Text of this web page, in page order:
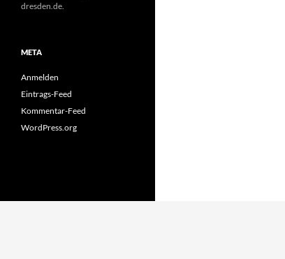
dresden.de.
META
Anmelden
Eintrags-Feed
Kommentar-Feed
WordPress.org